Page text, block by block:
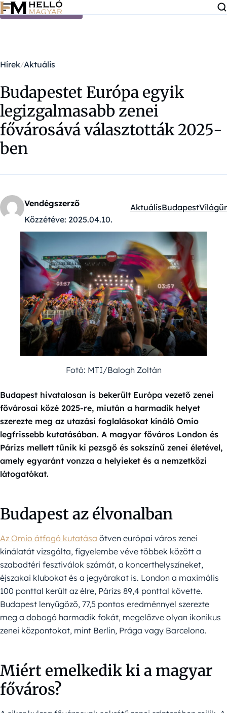
Ugrás a tartalomra
Hírek Aktuális
Budapestet Európa egyik
legizgalmasabb zenei
fővárosává választották 2025-
ben
Vendégszerző
Közzétéve: 2025.04.10.
Kategóriák:
AktuálisBudapestVilágűr
Fotó: MTI/Balogh Zoltán
Budapest hivatalosan is bekerült Európa vezető zenei
fővárosai közé 2025-re, miután a harmadik helyet
szerezte meg az utazási foglalásokat kínáló Omio
legfrissebb kutatásában. A magyar főváros London és
Párizs mellett tűnik ki pezsgő és sokszínű zenei életével,
amely egyaránt vonzza a helyieket és a nemzetközi
látogatókat.
Budapest az élvonalban
Az Omio átfogó kutatása ötven európai város zenei
kínálatát vizsgálta, figyelembe véve többek között a
szabadtéri fesztiválok számát, a koncerthelyszíneket,
éjszakai klubokat és a jegyárakat is. London a maximális
100 ponttal került az élre, Párizs 89,4 ponttal követte.
Budapest lenyűgöző, 77,5 pontos eredménnyel szerezte
meg a dobogó harmadik fokát, megelőzve olyan ikonikus
zenei központokat, mint Berlin, Prága vagy Barcelona.
Miért emelkedik ki a magyar
főváros?